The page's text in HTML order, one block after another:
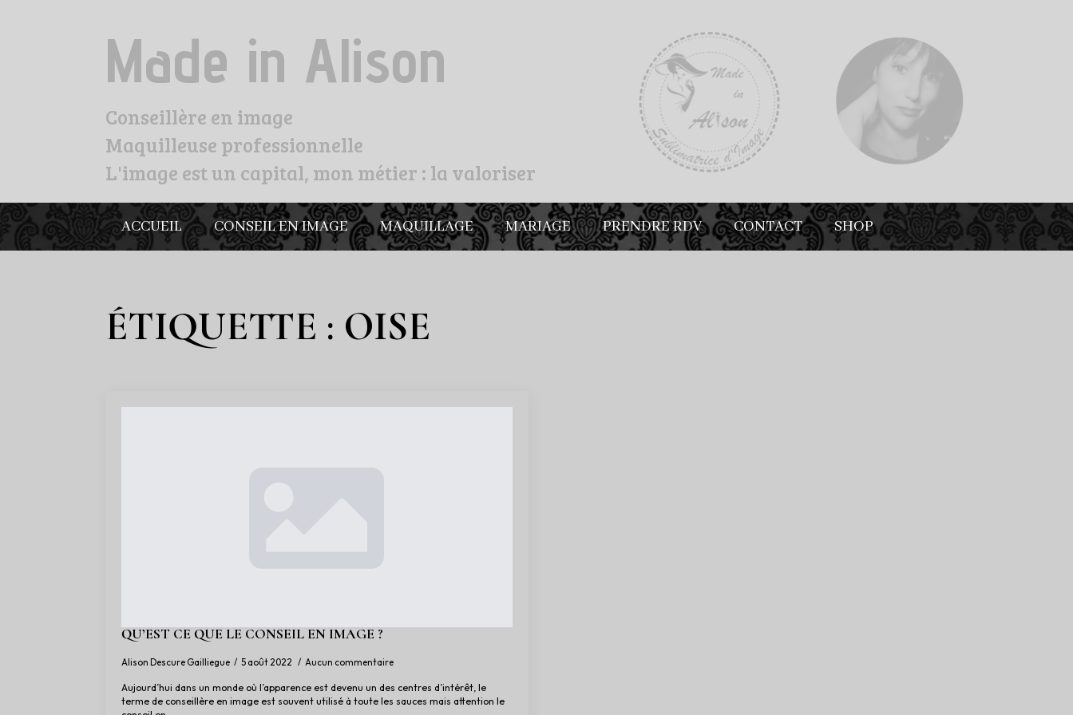
Made in Alison
Conseillère en image
Maquilleuse professionnelle
L'image est un capital, mon métier : la valoriser
ACCUEIL CONSEIL EN IMAGE MAQUILLAGE MARIAGE PRENDRE RDV CONTACT SHOP
ÉTIQUETTE : OISE
QU’EST CE QUE LE CONSEIL EN IMAGE ?
Alison Descure Gailliegue 5 août 2022 Aucun commentaire
Aujourd’hui dans un monde où l’apparence est devenu un des centres d’intérêt, le
terme de conseillère en image est souvent utilisé à toute les sauces mais attention le